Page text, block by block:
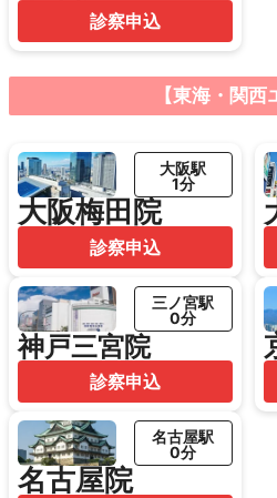
診察申込
【東海・関西
大阪梅田院
大阪駅
1分
診察申込
神戸三宮院
三ノ宮駅
0分
診察申込
名古屋院
名古屋駅
0分